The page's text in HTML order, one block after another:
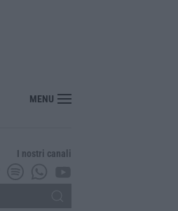
MENU
I nostri canali